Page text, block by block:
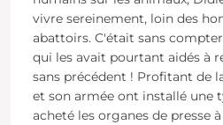
vivre sereinement, loin des
abattoirs. C'était sans
qui les avait pourtant aidés à
sans précédent ! Profitant de
et son armée ont installé une
acheté les organes de presse